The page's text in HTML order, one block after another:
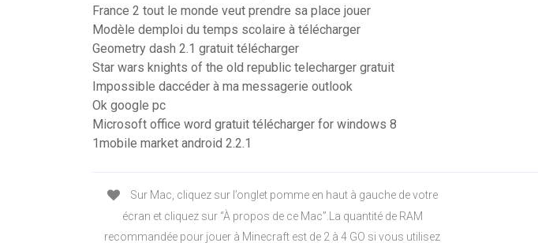
France 2 tout le monde veut prendre sa place jouer
Modèle demploi du temps scolaire à télécharger
Geometry dash 2.1 gratuit télécharger
Star wars knights of the old republic telecharger gratuit
Impossible daccéder à ma messagerie outlook
Ok google pc
Microsoft office word gratuit télécharger for windows 8
1mobile market android 2.2.1
Sur Mac, cliquez sur l’onglet pomme en haut à gauche de votre
écran et cliquez sur “À propos de ce Mac”.La quantité de RAM
recommandée pour jouer à Minecraft est de 2 à 4 GO si vous utilisez